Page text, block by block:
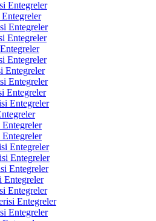
Entegreler
Entegreler
Entegreler
Entegreler
Entegreler
Entegreler
Entegreler
Entegreler
Entegreler
Entegreler
Entegreler
Entegreler
Entegreler
Entegreler
Entegreler